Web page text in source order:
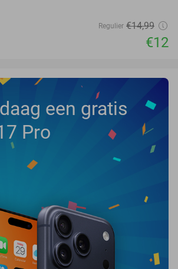
Regulier €14,99
€12
een gratis
Pro